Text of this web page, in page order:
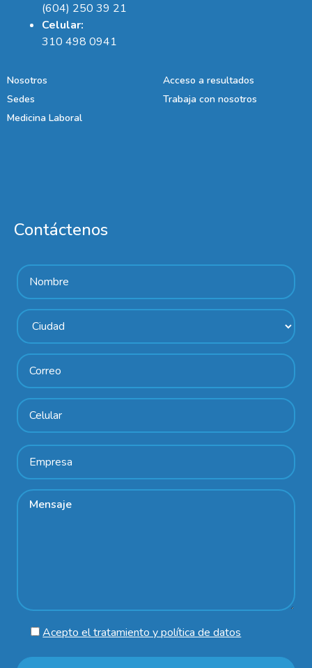
(604) 250 39 21
Celular:
310 498 0941
Nosotros
Sedes
Medicina Laboral
Acceso a resultados
Trabaja con nosotros
Contáctenos
Acepto el tratamiento y política de datos